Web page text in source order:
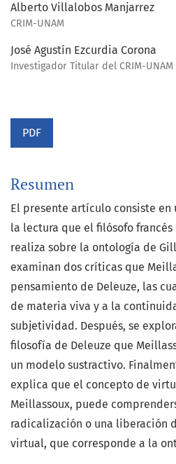
Alberto Villalobos Manjarrez
CRIM-UNAM
José Agustín Ezcurdia Corona
Investigador Titular del CRIM-UNAM
PDF
Resumen
El presente artículo consiste
la lectura que el filósofo
realiza sobre la ontología de
examinan dos críticas que
pensamiento de Deleuze, las
de materia viva y a la
subjetividad. Después, se
filosofía de Deleuze que
un modelo sustractivo.
explica que el concepto de
Meillassoux, puede
radicalización o una liberación
virtual, que corresponde a la